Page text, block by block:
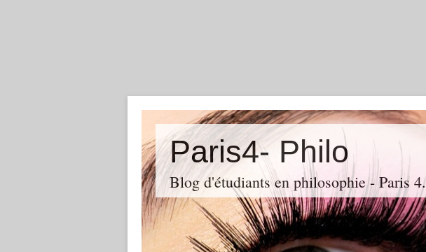
Paris4- Philo
Blog d'étudiants en philosophie - Paris 4.